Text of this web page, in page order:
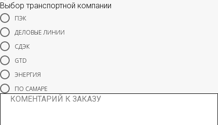
Выбор транспортной компании
ПЭК
ДЕЛОВЫЕ ЛИНИИ
СДЭК
GTD
ЭНЕРГИЯ
ПО САМАРЕ